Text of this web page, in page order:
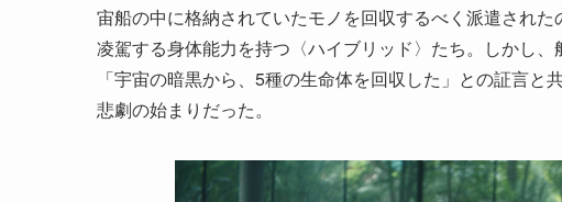
宙船の中に格納されていたモノを回収するべく派遣され
凌駕する身体能力を持つ〈ハイブリッド〉たち。しかし
「宇宙の暗黒から、5種の生命体を回収した」との証言と
悲劇の始まりだった。